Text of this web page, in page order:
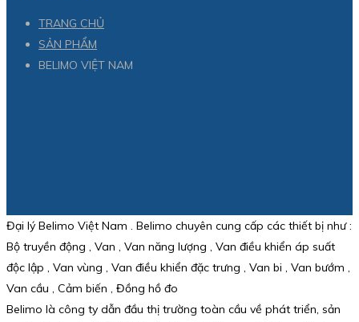
TRANG CHỦ
SẢN PHẨM
BELIMO VIỆT NAM
Đại lý Belimo Việt Nam . Belimo chuyên cung cấp các thiết bị như :
Bộ truyền động , Van , Van năng lượng , Van điều khiển áp suất
độc lập , Van vùng , Van điều khiển đặc trưng , Van bi , Van bướm ,
Van cầu , Cảm biến , Đồng hồ đo
Belimo là công ty dẫn đầu thị trường toàn cầu về phát triển, sản